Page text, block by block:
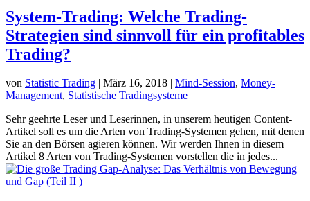
System-Trading: Welche Trading-
Strategien sind sinnvoll für ein profitables
Trading?
von Statistic Trading | März 16, 2018 | Mind-Session, Money-
Management, Statistische Tradingsysteme
Sehr geehrte Leser und Leserinnen, in unserem heutigen Content-
Artikel soll es um die Arten von Trading-Systemen gehen, mit denen
Sie an den Börsen agieren können. Wir werden Ihnen in diesem
Artikel 8 Arten von Trading-Systemen vorstellen die in jedes...